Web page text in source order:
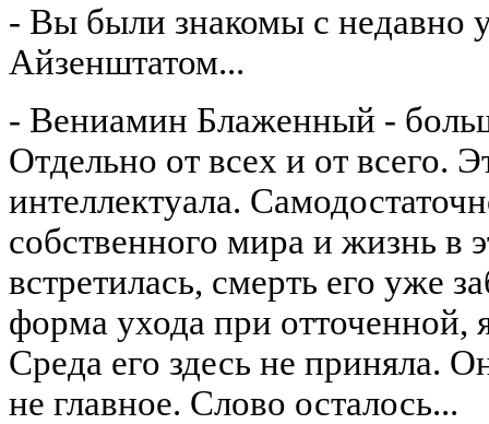
- Вы были знакомы с
Айзенштатом...
- Вениамин Блаженный -
Отдельно от всех и от всего.
интеллектуала.
собственного мира и жизнь в
встретилась, смерть его уже
форма ухода при отточенной,
Среда его здесь не приняла.
не главное. Слово осталось...